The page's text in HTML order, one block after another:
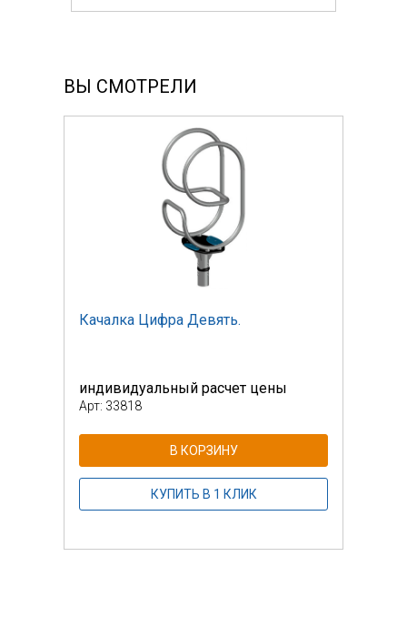
ВЫ СМОТРЕЛИ
Качалка Цифра Девять.
индивидуальный расчет цены
Арт: 33818
В КОРЗИНУ
КУПИТЬ В 1 КЛИК